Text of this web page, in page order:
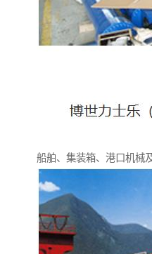
船舶、集装箱、港口机械